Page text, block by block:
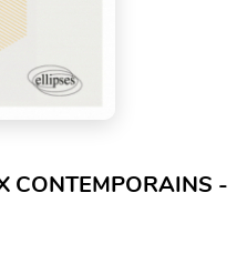
CONTEMPORAINS -